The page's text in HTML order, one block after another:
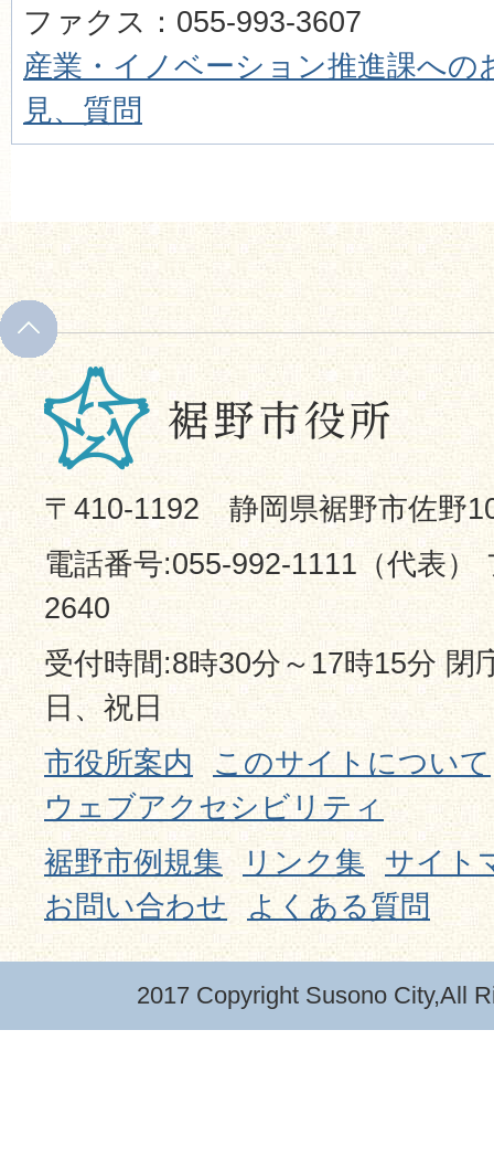
ファクス：055-993-3607
産業・イノベーション推進課への
見、質問
〒410-1192 静岡県裾野市佐野
電話番号:055-992-1111（代表）
2640
受付時間:8時30分～17時15分 閉
日、祝日
市役所案内
このサイトについて
ウェブアクセシビリティ
裾野市例規集
リンク集
サイト
お問い合わせ
よくある質問
2017 Copyright Susono City,All